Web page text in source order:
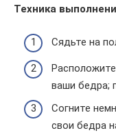
Техника
Сядьте на
ваши бедра;
Согните
свои бедра